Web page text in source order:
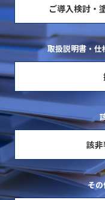
ご導入検討・
取扱説明書・
該
そ